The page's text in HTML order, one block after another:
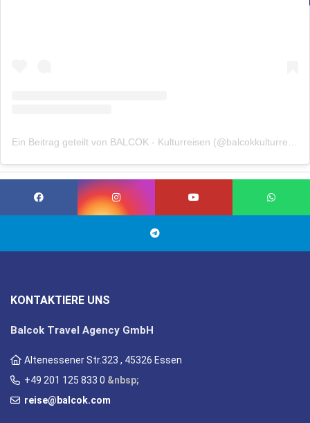
KONTAKTIERE UNS
Balcok Travel Agency GmbH
Altenessener Str.323 , 45326 Essen
+49 201 125 833 0 &nbsp;
reise@balcok.com